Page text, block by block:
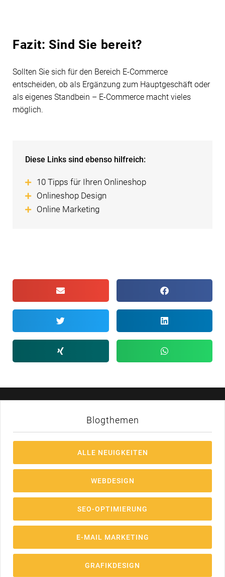
Fazit: Sind Sie bereit?
Sollten Sie sich für den Bereich E-Commerce
entscheiden, ob als Ergänzung zum Hauptgeschäft oder
als eigenes Standbein – E-Commerce macht vieles
möglich.
Diese Links sind ebenso hilfreich:
10 Tipps für Ihren Onlineshop
Onlineshop Design
Online Marketing
Blogthemen
ALLE NEUIGKEITEN
WEBDESIGN
SEO-OPTIMIERUNG
E-MAIL MARKETING
GRAFIKDESIGN